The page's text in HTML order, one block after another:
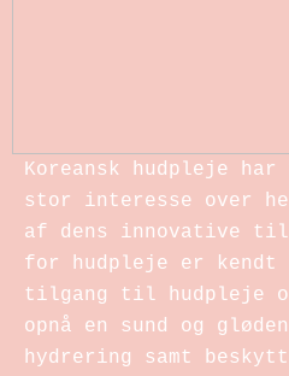
Koreansk hudpleje
stor interesse over
af dens innovative
for hudpleje er kendt
tilgang til hudpleje
opnå en sund og
hydrering samt